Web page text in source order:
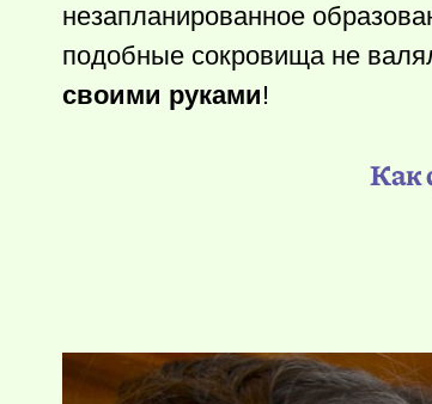
незапланированное
подобные сокровища не
своими руками!
Как